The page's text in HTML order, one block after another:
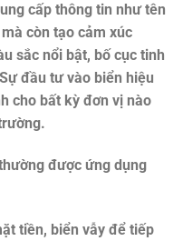
cấp thông tin như tên
còn tạo cảm xúc
sắc nổi bật, bố cục tinh
đầu tư vào biển hiệu
cho bất kỳ đơn vị nào
được ứng dụng
tiền, biển vẫy để tiếp